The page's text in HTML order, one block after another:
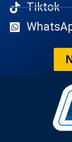
Tiktok